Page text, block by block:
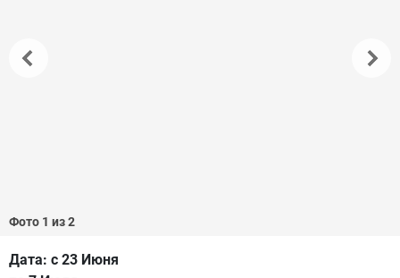
Фото 1 из 2
Дата: с 23 Июня